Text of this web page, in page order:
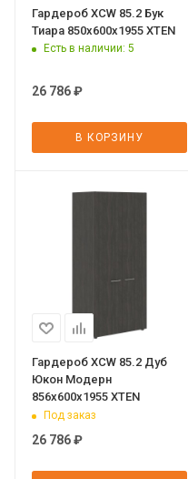
Гардероб XCW 85.2 Бук
Тиара 850х600х1955 XTEN
Есть в наличии: 5
26 786₽
В КОРЗИНУ
Гардероб XCW 85.2 Дуб
Юкон Модерн
856х600х1955 XTEN
Под заказ
26 786₽